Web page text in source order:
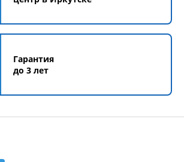
Гарантия
до 3 лет